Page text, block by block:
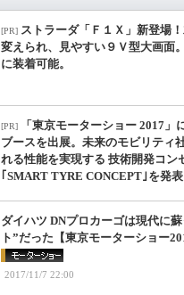
[PR] ストラーダ「Ｆ１Ｘ」新登場
変えられ、見やすい９Ｖ型大画面
に装着可能。
[PR]
「東京モーターショー 2017」
ブースを出展。未来のモビリティ
れる性能を実現する 技術開発コン
｢SMART TYRE CONCEPT｣を発表
ダイハツ DNプロカーゴは現代に
ト”だった【東京モーターショー
2017/11/7 22:00